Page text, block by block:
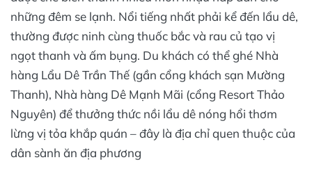
những đêm se lạnh. Nổi tiếng nhất phải kể đến lẩu dê,
thường được ninh cùng thuốc bắc và rau củ tạo vị
ngọt thanh và ấm bụng. Du khách có thể ghé Nhà
hàng Lẩu Dê Trần Thế (gần cổng khách sạn Mường
Thanh), Nhà hàng Dê Mạnh Mãi (cổng Resort Thảo
Nguyên) để thưởng thức nồi lẩu dê nóng hổi thơm
lừng vị tỏa khắp quán – đây là địa chỉ quen thuộc của
dân sành ăn địa phương